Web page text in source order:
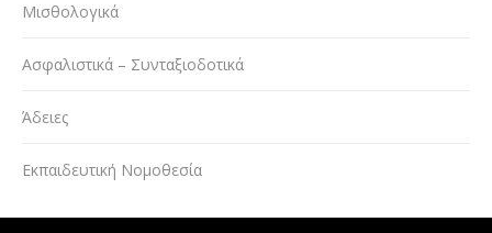
Μισθολογικά
Ασφαλιστικά – Συνταξιοδοτικά
Άδειες
Εκπαιδευτική Νομοθεσία